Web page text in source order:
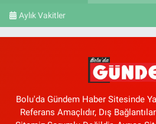
Aylık Vakitler
Bolu'da Gündem Haber Sitesinde
Referans Amaçlıdır, Dış